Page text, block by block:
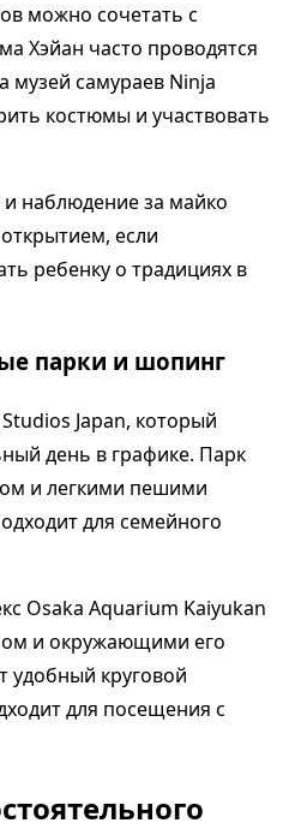
можно сочетать с
Хэйан часто проводятся
музей самураев Ninja
костюмы и участвовать
наблюдение за майко
если
ребенку о традициях в
парки и шопинг
Japan, который
день в графике. Парк
и легкими пешими
для семейного
Osaka Aquarium Kaiyukan
и окружающими его
удобный круговой
для посещения с